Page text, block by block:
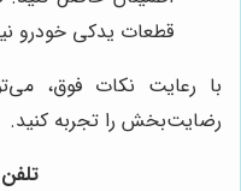
قطعات یدکی خودرو
با رعایت نکات فوق،
رضایت‌بخش را تجربه کنید.